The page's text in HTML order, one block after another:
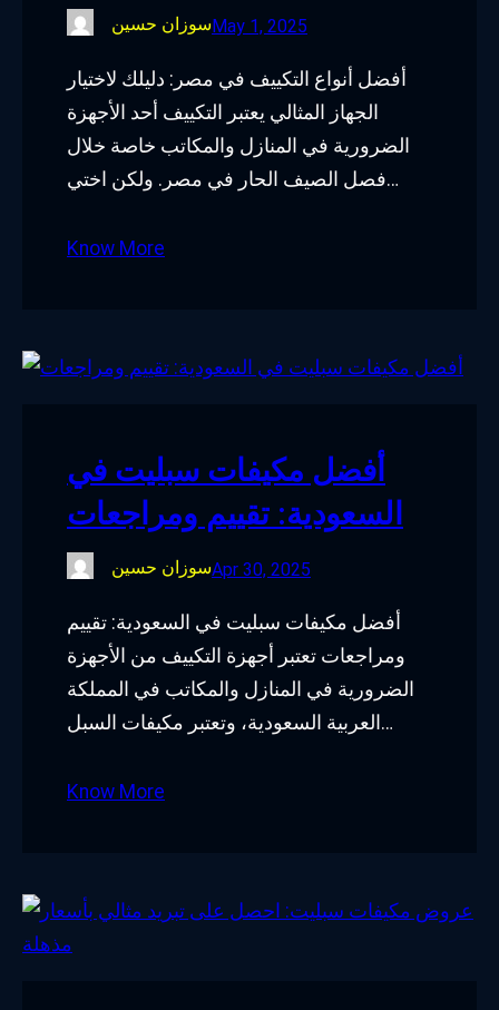
سوزان حسين May 1, 2025
أفضل أنواع التكييف في مصر: دليلك لاختيار
الجهاز المثالي يعتبر التكييف أحد الأجهزة
الضرورية في المنازل والمكاتب خاصة خلال
فصل الصيف الحار في مصر. ولكن اختي…
Know More
أفضل مكيفات سبليت في
السعودية: تقييم ومراجعات
سوزان حسينApr 30, 2025
أفضل مكيفات سبليت في السعودية: تقييم
ومراجعات تعتبر أجهزة التكييف من الأجهزة
الضرورية في المنازل والمكاتب في المملكة
العربية السعودية، وتعتبر مكيفات السبل…
Know More